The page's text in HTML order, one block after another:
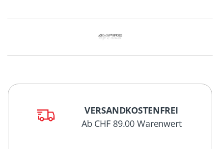
VERSANDKOSTENFREI
Ab CHF 89.00 Warenwert